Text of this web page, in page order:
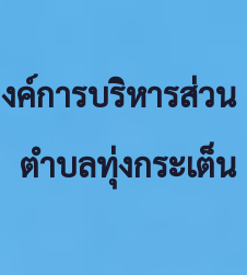
ค์การบริหารส่วน
ตำบลทุ่งกระเต็น